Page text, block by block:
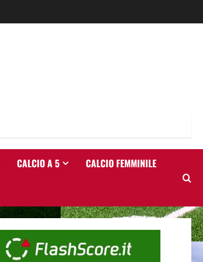
CALCIO A 5 CALCIO FEMMINILE